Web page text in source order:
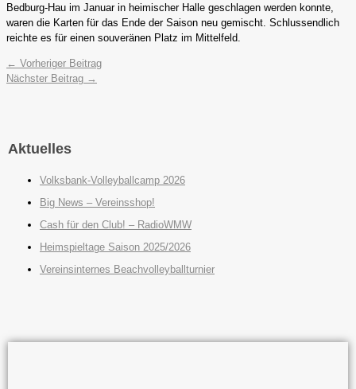
Bedburg-Hau im Januar in heimischer Halle geschlagen werden konnte,
waren die Karten für das Ende der Saison neu gemischt. Schlussendlich
reichte es für einen souveränen Platz im Mittelfeld.
← Vorheriger Beitrag
Nächster Beitrag →
Aktuelles
Volksbank-Volleyballcamp 2026
Big News – Vereinsshop!
Cash für den Club! – RadioWMW
Heimspieltage Saison 2025/2026
Vereinsinternes Beachvolleyballturnier